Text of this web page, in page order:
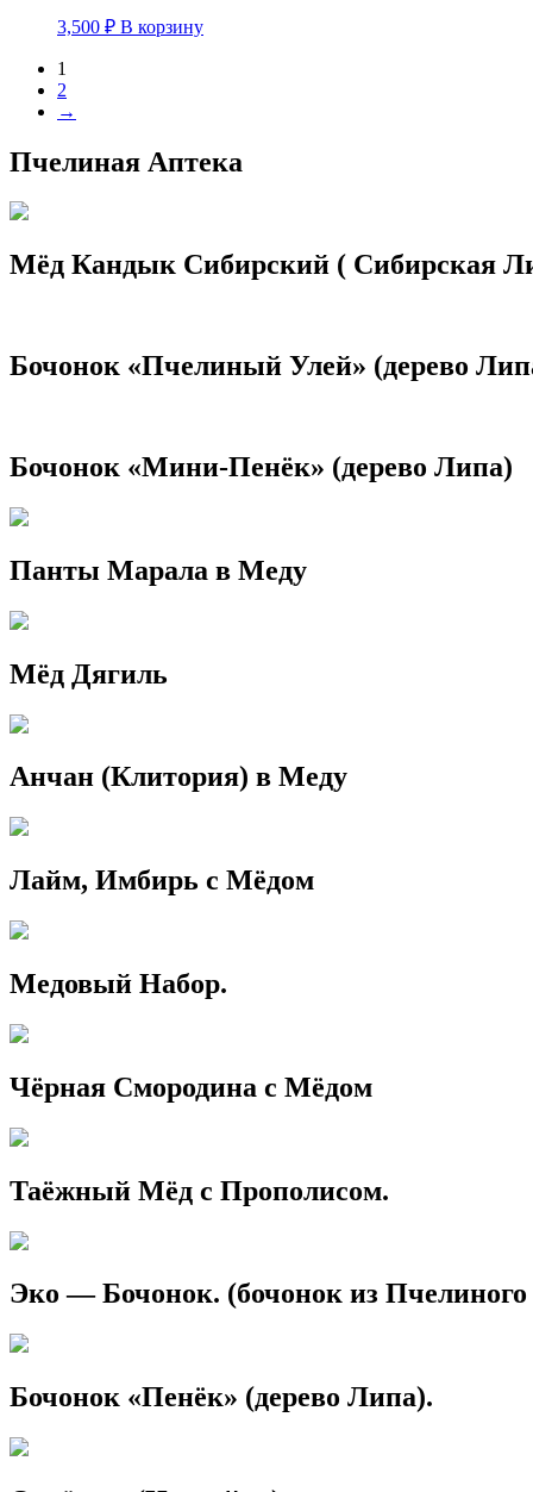
3,500 ₽ В корзину
1
2
→
Пчелиная Аптека
Мёд Кандык Сибирский ( Сибирская
Бочонок «Пчелиный Улей» (дерево
Бочонок «Мини-Пенёк» (дерево Липа)
Панты Марала в Меду
Мёд Дягиль
Анчан (Клитория) в Меду
Лайм, Имбирь с Мёдом
Медовый Набор.
Чёрная Смородина с Мёдом
Таёжный Мёд с Прополисом.
Эко — Бочонок. (бочонок из Пчелиного
Бочонок «Пенёк» (дерево Липа).